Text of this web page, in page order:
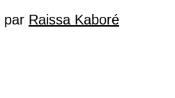
par Raissa Kaboré